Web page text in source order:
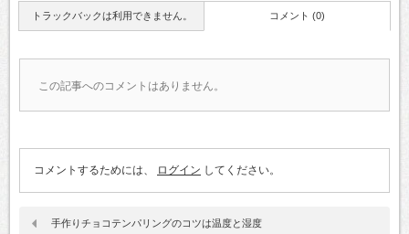
トラックバックは利用できません。 コメント (0)
この記事へのコメントはありません。
コメントするためには、 ログイン してください。
手作りチョコテンパリングのコツは温度と湿度